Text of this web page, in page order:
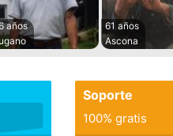
años
61 años
Ascona
Soporte
100% gratis